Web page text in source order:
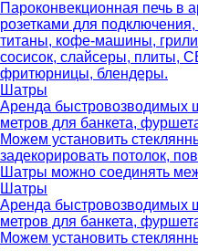
Пароконвекционная печь в
розетками для
титаны, кофе-машины,
сосисок, слайсеры, плиты,
фритюрницы, блендеры.
Шатры
Аренда быстровозводимых
метров для банкета,
Можем установить
задекорировать потолок,
Шатры можно соединять
Шатры
Аренда быстровозводимых
метров для банкета,
Можем установить